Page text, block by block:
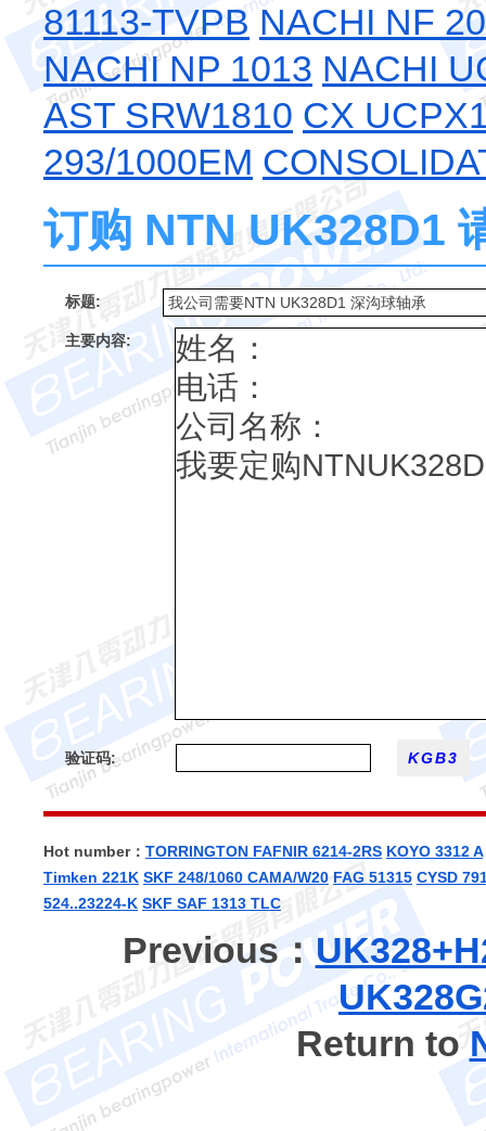
81113-TVPB NACHI NF
NACHI NP 1013 NACHI
AST SRW1810 CX
293/1000EM
订购 NTN UK328D1
标题:
主要内容:
验证码:
Hot number： TORRINGTON FAFNIR 6214-2RS KOYO 3312 A
Timken 221K SKF 248/1060 CAMA/W20 FAG 51315 CYSD
524..23224-K SKF SAF 1313 TLC
Previous：
Return to